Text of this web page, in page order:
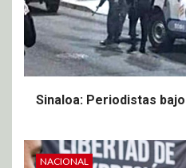
Sinaloa: Periodistas
NACIONAL